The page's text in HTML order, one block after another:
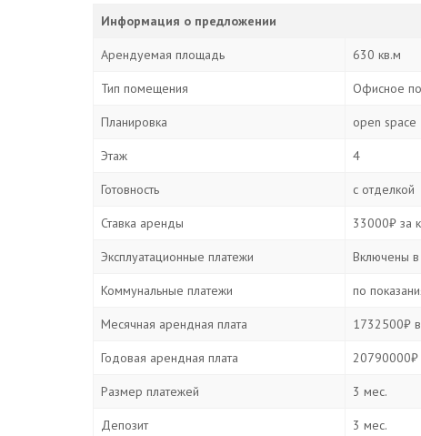
Информация о предложении
Арендуемая площадь 630 кв.м
Тип помещения Офисное
Планировка open space
Этаж 4
Готовность с отделкой
Ставка аренды 33000₽ за
Эксплуатационные платежи Включены в
Коммунальные платежи по
Месячная арендная плата 1732500₽
Годовая арендная плата 20790000₽
Размер платежей 3 мес.
Депозит 3 мес.